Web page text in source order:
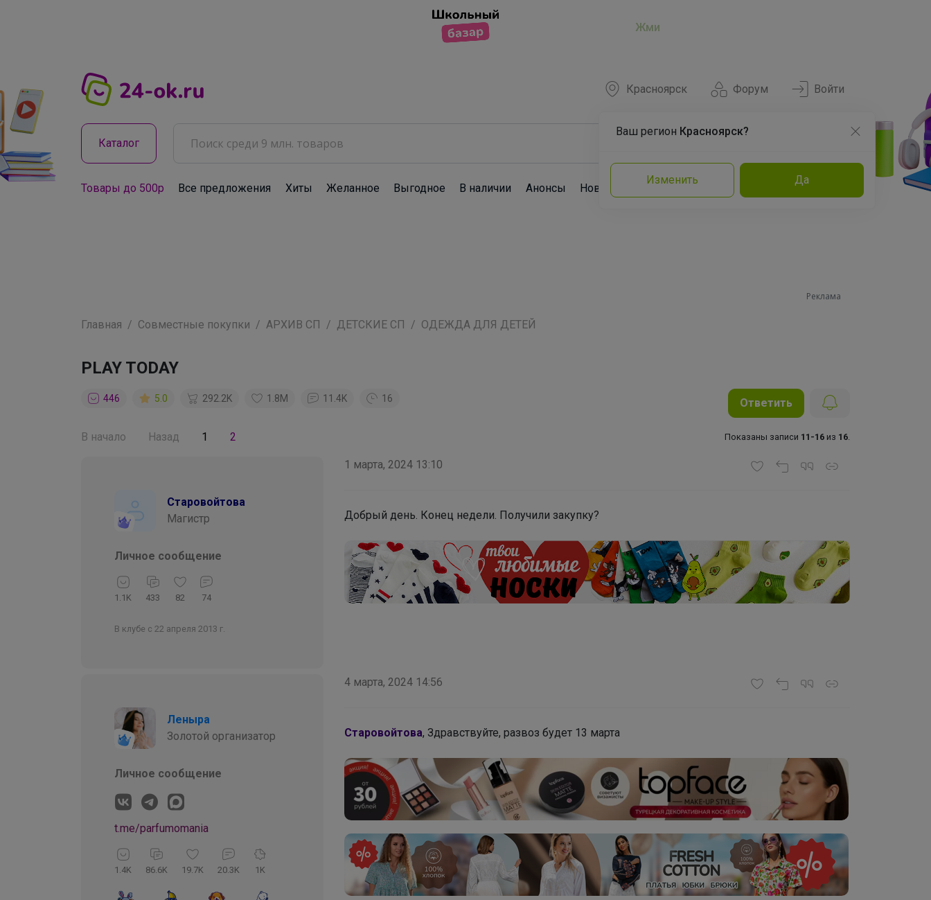
Жми
Форум
Красноярск
Ваш регион Красноярск?
Изменить Да
Войти
Каталог
Товары до 500р Все предложения Хиты Желанное Выгодное В наличии Анонсы Новости Команда Эксперты
Реклама
Главная Совместные покупки АРХИВ СП ДЕТСКИЕ СП ОДЕЖДА ДЛЯ ДЕТЕЙ
PLAY TODAY
446 5.0 292.2K 1.8M 11.4K 16 Ответить
В начало Назад 1 2 Показаны записи 11-16 из 16.
Старовойтова
Магистр
Личное сообщение
1.1K 433 82 74
В клубе с 22 апреля 2013 г.
1 марта, 2024 13:10
Добрый день. Конец недели. Получили закупку?
Леныра
Золотой организатор
Личное сообщение
t.me/parfumomania
1.4K 86.6K 19.7K 20.3K 1K
4 марта, 2024 14:56
Старовойтова, Здравствуйте, развоз будет 13 марта